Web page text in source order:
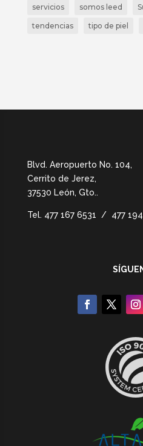
servicios somos leed
tendencias tipo de piel
Blvd. Aeropuerto No. 104,
Cerrito de Jerez,
37530 León, Gto..
Tel. 477 167 6531 / 477